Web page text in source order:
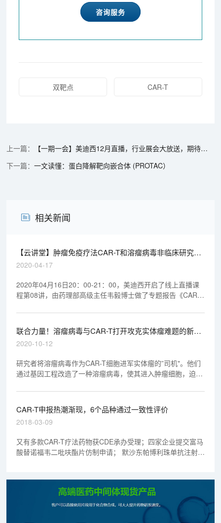
咨询服务
双靶点 CAR-T
【一期一会】美迪西12月直播，行业展会大放送，期待与您温暖相聚
一文读懂：蛋白降解靶向嵌合体 (PROTAC）
相关新闻
【云讲堂】肿瘤免疫疗法CAR-T和溶瘤病毒非临床研究考
虑要点
2020-04-17
2020年04月16日20：00-21：00，美迪西开启了线上直播课
程第08讲，由药理部高级主任韦毅博士做了专题报告《CAR-T
频。
联合力量！溶瘤病毒与CAR-T打开攻克实体瘤难题的新思
路
2020-10-12
研究者将溶瘤病毒作为CAR-T细胞进军实体瘤的”司机"。他们
通过基因工程改造了一种溶瘤病毒，使其进入肿瘤细胞，迫使
这种溶瘤病毒（被称为OV19t）能在三阴性乳腺癌细胞系以及
胰腺癌、前列腺癌、卵巢癌和头颈癌、脑肿瘤细胞中起效。
CAR-T申报热潮渐现，6个品种通过一致性评价
2018-03-09
又有多款CAR-T疗法药物获CDE承办受理；四家企业提交富马
酸替诺福韦二吡呋酯片仿制申请； 默沙东帕博利珠单抗注射液